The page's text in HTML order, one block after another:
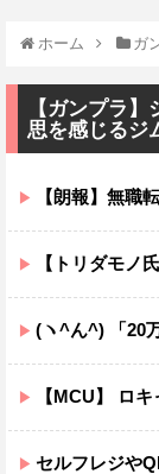
ホーム ガ
【ガンプラ
思を感じるジ
【朗報】無職転生、
【トリダモノ氏オリジナ
(ヽ^ん^) 「20万もするゲー
【MCU】 ロ
セルフレジやQRコードが使